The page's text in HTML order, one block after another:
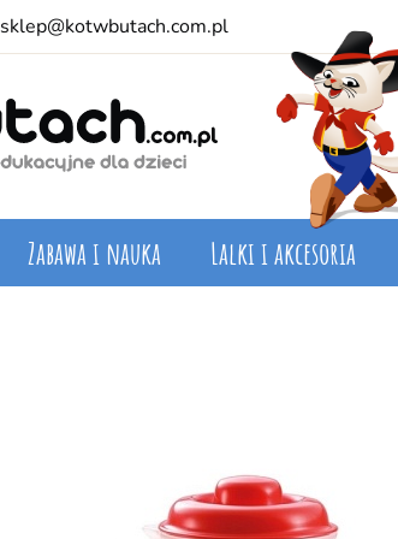
sklep@kotwbutach.com.pl
Zabawa i nauka Lalki i akcesoria